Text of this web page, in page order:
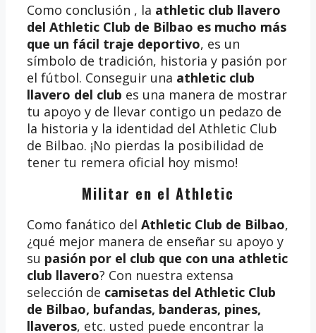
Como conclusión , la athletic club llavero
del Athletic Club de Bilbao es mucho más
que un fácil traje deportivo, es un
símbolo de tradición, historia y pasión por
el fútbol. Conseguir una athletic club
llavero del club es una manera de mostrar
tu apoyo y de llevar contigo un pedazo de
la historia y la identidad del Athletic Club
de Bilbao. ¡No pierdas la posibilidad de
tener tu remera oficial hoy mismo!
Militar en el Athletic
Como fanático del Athletic Club de Bilbao,
¿qué mejor manera de enseñar su apoyo y
su pasión por el club que con una athletic
club llavero? Con nuestra extensa
selección de camisetas del Athletic Club
de Bilbao, bufandas, banderas, pines,
llaveros, etc. usted puede encontrar la